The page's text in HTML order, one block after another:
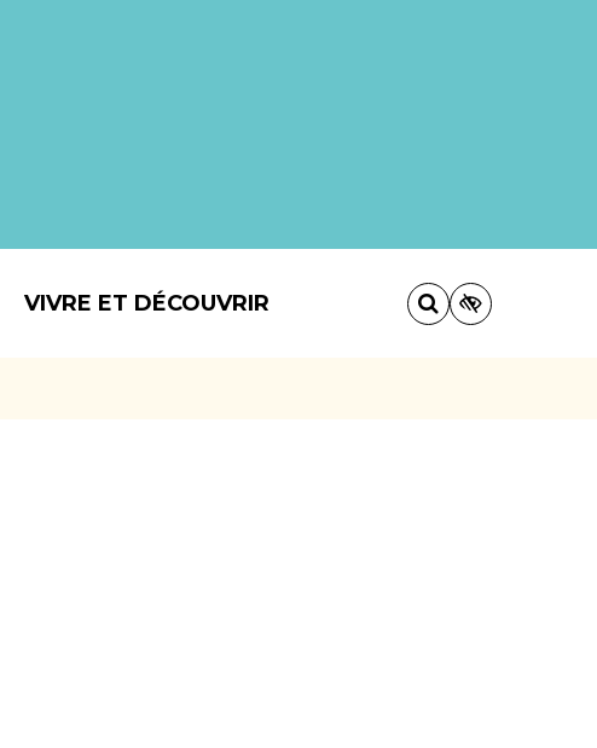
VIVRE ET DÉCOUVRIR